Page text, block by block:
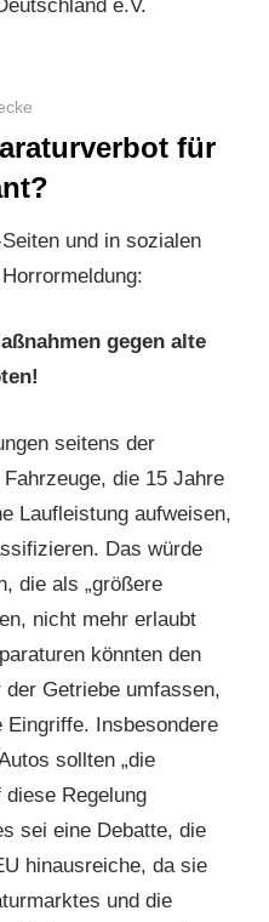
für
und in sozialen
gegen alte
seitens der
die 15 Jahre
Laufleistung aufweisen,
Das würde
die als „größere
nicht mehr erlaubt
könnten den
Getriebe umfassen,
Eingriffe. Insbesondere
sollten „die
Regelung
sei eine Debatte, die
hinausreiche, da sie
und die